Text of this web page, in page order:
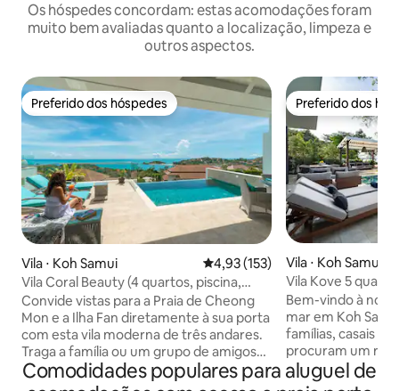
Os hóspedes concordam: estas acomodações foram
muito bem avaliadas quanto a localização, limpeza e
outros aspectos.
Preferido dos hóspedes
Preferido dos hóspedes
Vila ⋅ Koh Samui 4,93 de uma avaliação média de
4,93 (153)
Vila Coral Beauty (4 quartos, piscina,
acesso a pé até a praia)
Convide vistas para a Praia de Cheong
Mon e a Ilha Fan diretamente à sua porta
com esta vila moderna de três andares.
Traga a família ou um grupo de amigos
para desfrutar de vistas panorâmicas da
água de dentro da vila ou enquanto dá
Preferido dos
Preferido dos
Vila ⋅ Koh Samui
Vila Kove 5
do sol com equipe
Bem-vindo à
mar em Koh
famílias, casais e
procuram um
quartos, cada um
deslumbrantes
Comodidades populares para aluguel de